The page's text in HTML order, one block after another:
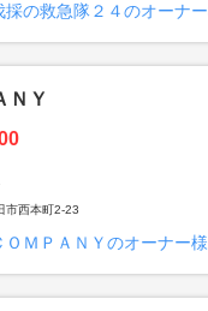
採の救急隊２４のオーナ
ＮＹ
市西本町2-23
ＯＭＰＡＮＹのオーナー